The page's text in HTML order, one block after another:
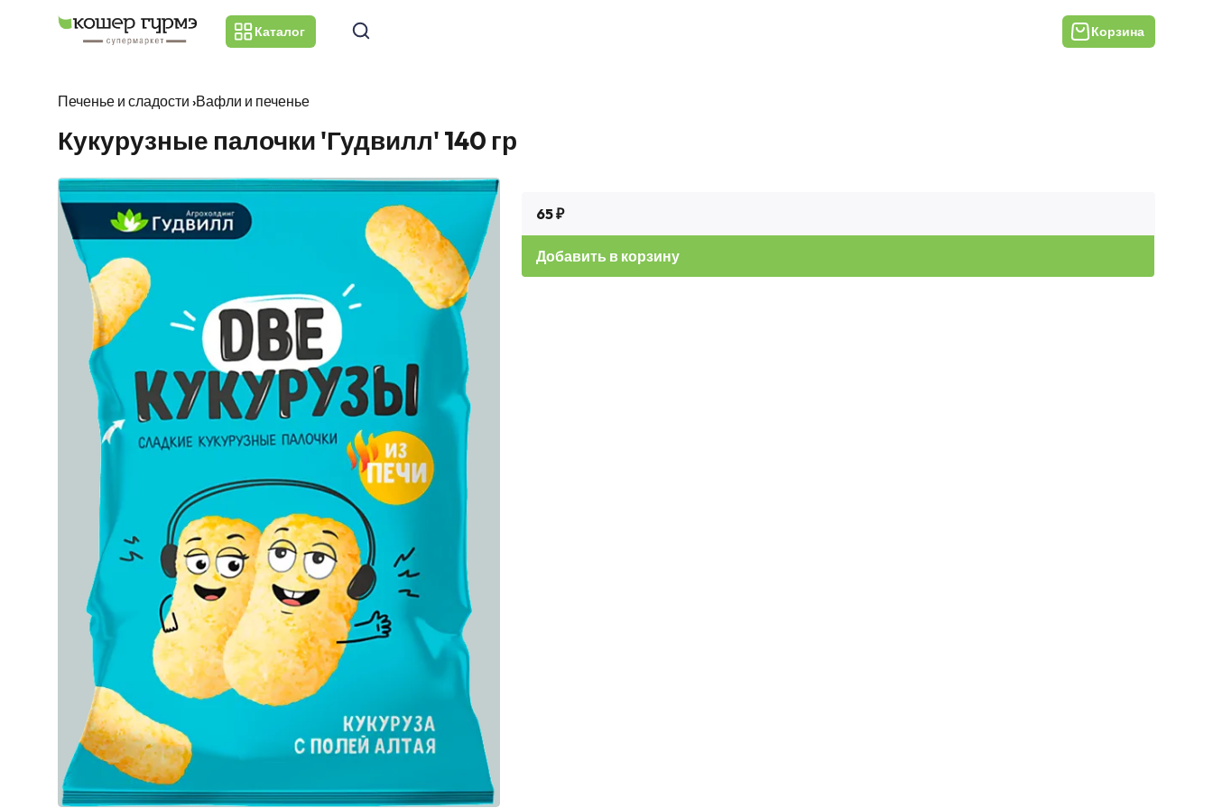
Каталог Корзина
Печенье и сладости ›Вафли и печенье
Кукурузные палочки 'Гудвилл' 140 гр
65 ₽
Добавить в корзину